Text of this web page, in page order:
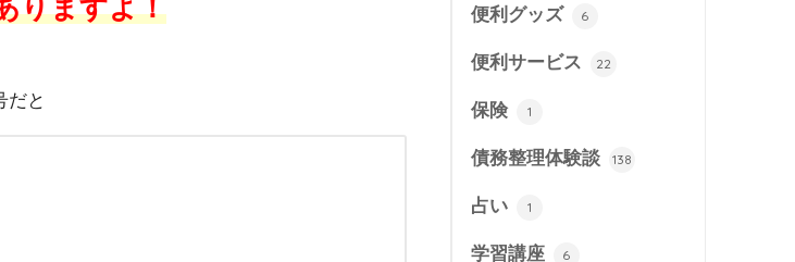
りますよ！
だと
便利グッズ 6
便利サービス 22
保険 1
債務整理体験談 138
占い 1
学習講座 6